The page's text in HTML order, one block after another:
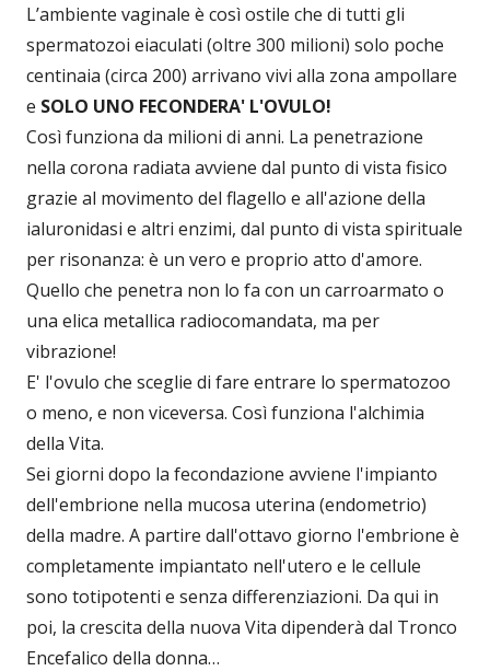
L’ambiente vaginale è così ostile che di tutti gli
spermatozoi eiaculati (oltre 300 milioni) solo poche
centinaia (circa 200) arrivano vivi alla zona ampollare
e SOLO UNO FECONDERA' L'OVULO!
Così funziona da milioni di anni. La penetrazione
nella corona radiata avviene dal punto di vista fisico
grazie al movimento del flagello e all'azione della
ialuronidasi e altri enzimi, dal punto di vista spirituale
per risonanza: è un vero e proprio atto d'amore.
Quello che penetra non lo fa con un carroarmato o
una elica metallica radiocomandata, ma per
vibrazione!
E' l'ovulo che sceglie di fare entrare lo spermatozoo
o meno, e non viceversa. Così funziona l'alchimia
della Vita.
Sei giorni dopo la fecondazione avviene l'impianto
dell'embrione nella mucosa uterina (endometrio)
della madre. A partire dall'ottavo giorno l'embrione è
completamente impiantato nell'utero e le cellule
sono totipotenti e senza differenziazioni. Da qui in
poi, la crescita della nuova Vita dipenderà dal Tronco
Encefalico della donna…